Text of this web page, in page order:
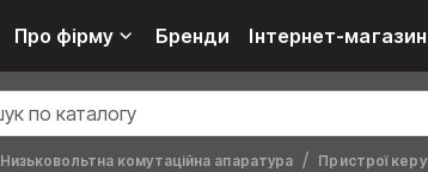
Про фірму Бренди Інтернет-магазин
Низьковольтна комутаційна апаратура Пристрої